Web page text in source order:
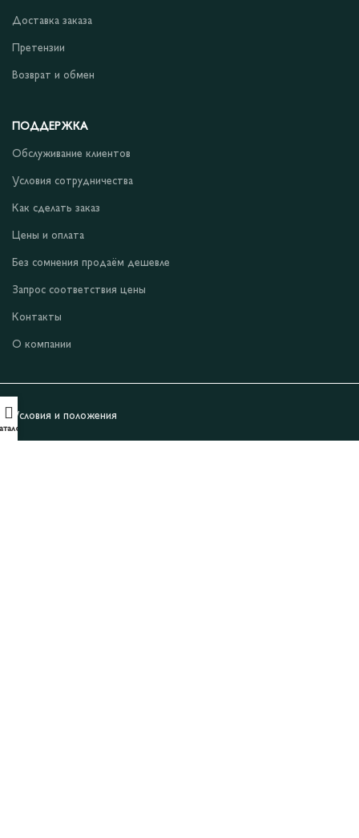
Доставка заказа
Претензии
Возврат и обмен
ПОДДЕРЖКА
Обслуживание клиентов
Условия сотрудничества
Как сделать заказ
Цены и оплата
Без сомнения продаём дешевле
Запрос соответствия цены
Контакты
О компании
Условия и положения